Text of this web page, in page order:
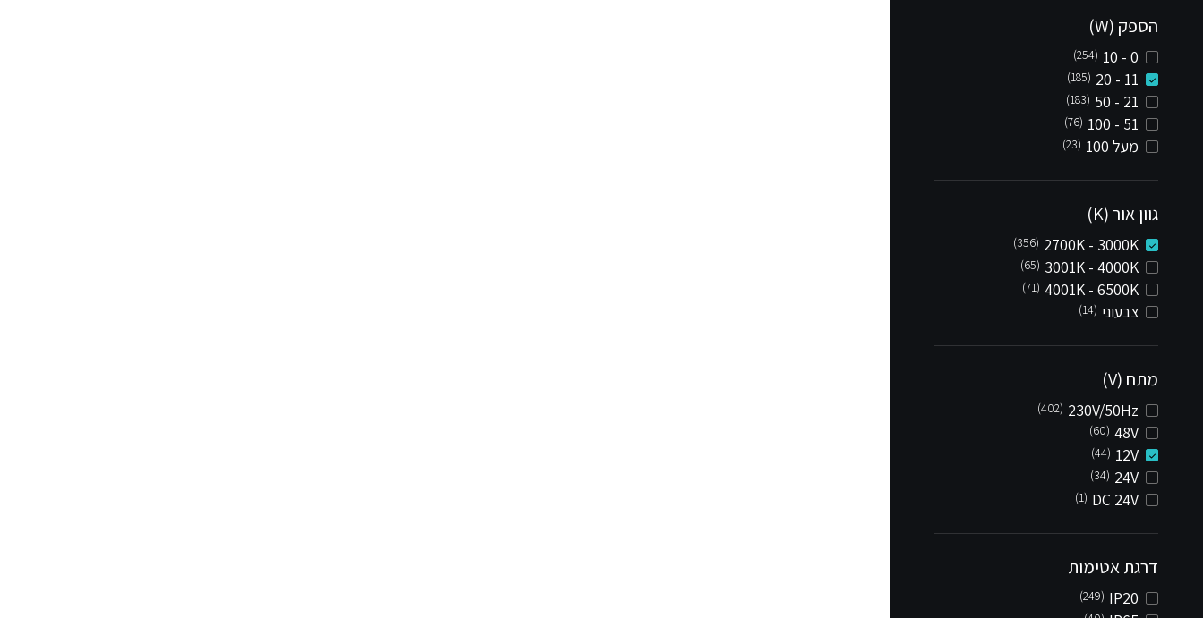
הספק (W)
0 - 10
(254)
11 - 20
(185)
21 - 50
(183)
51 - 100
(76)
מעל 100 (23)
גוון אור (K)
2700K - 3000K
(356)
3001K - 4000K
(65)
4001K - 6500K
(71)
צבעוני (14)
מתח (V)
230V/50Hz
(402)
48V
(60)
12V
(44)
24V
(34)
DC 24V
(1)
דרגת אטימות
IP20
(249)